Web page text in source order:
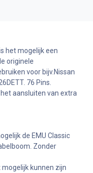
het mogelijk een
originele
voor bijv.Nissan
76 Pins.
aansluiten van extra
de EMU Classic
Zonder
kunnen zijn